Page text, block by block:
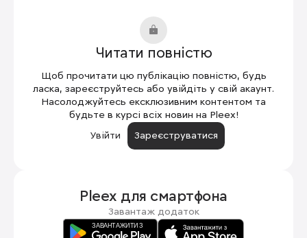
Читати повністю
Щоб прочитати цю публікацію повністю, будь
ласка, зареєструйтесь або увійдіть у свій акаунт.
Насолоджуйтесь ексклюзивним контентом та
будьте в курсі всіх новин на Pleex!
Увійти
Зареєструватися
Pleex для смартфона
Завантаж додаток